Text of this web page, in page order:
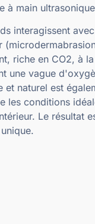
à main
interagissent
riche en CO2, à
une vague
et naturel est
les conditions
Le résultat